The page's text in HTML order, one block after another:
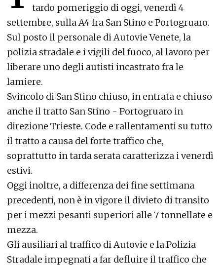
tardo pomeriggio di oggi, venerdì 4
settembre, sulla A4 fra San Stino e Portogruaro.
Sul posto il personale di Autovie Venete, la
polizia stradale e i vigili del fuoco, al lavoro per
liberare uno degli autisti incastrato fra le
lamiere.
Svincolo di San Stino chiuso, in entrata e chiuso
anche il tratto San Stino - Portogruaro in
direzione Trieste. Code e rallentamenti su tutto
il tratto a causa del forte traffico che,
soprattutto in tarda serata caratterizza i venerdì
estivi.
Oggi inoltre, a differenza dei fine settimana
precedenti, non è in vigore il divieto di transito
per i mezzi pesanti superiori alle 7 tonnellate e
mezza.
Gli ausiliari al traffico di Autovie e la Polizia
Stradale impegnati a far defluire il traffico che